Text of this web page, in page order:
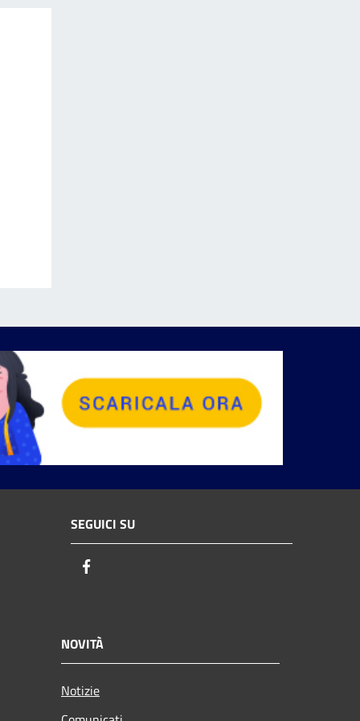
SEGUICI SU
NOVITÀ
Notizie